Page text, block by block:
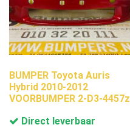
BUMPER Toyota Auris
Hybrid 2010-2012
VOORBUMPER 2-D3-4457z
Direct leverbaar